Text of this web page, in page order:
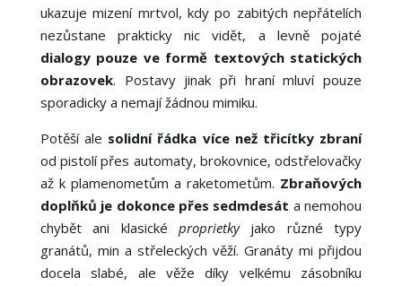
ukazuje mizení mrtvol, kdy po zabitých nepřátelích
nezůstane prakticky nic vidět, a levně pojaté
dialogy pouze ve formě textových statických
obrazovek. Postavy jinak při hraní mluví pouze
sporadicky a nemají žádnou mimiku.
Potěší ale solidní řádka více než třicítky zbraní
od pistolí přes automaty, brokovnice, odstřelovačky
až k plamenometům a raketometům. Zbraňových
doplňků je dokonce přes sedmdesát a nemohou
chybět ani klasické proprietkyjako různé typy
granátů, min a střeleckých věží. Granáty mi přijdou
docela slabé, ale věže díky velkému zásobníku